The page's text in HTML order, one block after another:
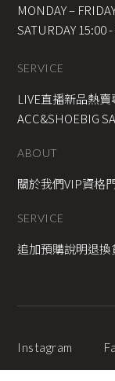
MONDAY –
SATURDAY 15:00
SERVICE
LIVE直播新品熱賣
ACC&SHOEBIG
ABOUT
關於我們VIP資格
SERVICE
追加預購說明退換
Instagram